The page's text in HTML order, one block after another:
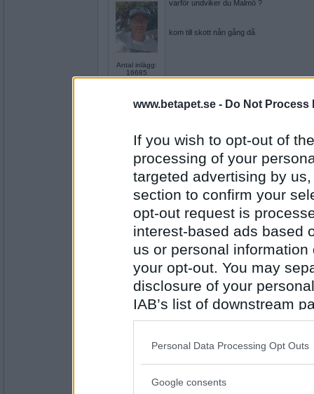
www.betapet.se - Do Not Process
If you wish to opt-out of
processing of your
targeted advertising by
section to confirm your
opt-out request is
interest-based ads based
us or personal
your opt-out. You may
disclosure of your
IAB’s list of downstream
also be disclosed by us
Downstream Participants
Please note that this
Personal Data Processing Opt Outs
Google consents
Antal inlägg:
16685
varför undviker du Malmö ?
kom till skott nån gång då
Antal inlägg:
5826
vad brukar du köra med för peptalk till
går att begära hjälp också
Antal inlägg: 536
Vad säger du om att ringa Poolia?
Det gick vildt till.
Bellarom- Ej medlem längre
Antal inlägg:
Så du var med de små gullegrisarna på
Hör och häpna